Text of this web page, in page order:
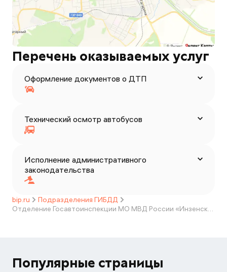
Перечень оказываемых услуг
Оформление документов о ДТП
Технический осмотр автобусов
Исполнение административного
законодательства
bip.ru
Подразделения ГИБДД
Отделение Госавтоинспекции МО МВД России «Инзенский»
Популярные страницы